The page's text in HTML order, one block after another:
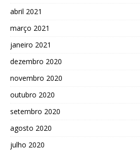
abril 2021
março 2021
janeiro 2021
dezembro 2020
novembro 2020
outubro 2020
setembro 2020
agosto 2020
julho 2020